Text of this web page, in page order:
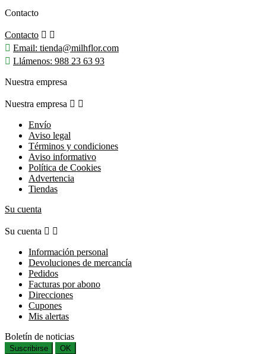
Contacto
Contacto  
 Email: tienda@milhflor.com
 Llámenos: 988 23 63 93
Nuestra empresa
Nuestra empresa  
Envío
Aviso legal
Términos y condiciones
Aviso informativo
Política de Cookies
Advertencia
Tiendas
Su cuenta
Su cuenta  
Información personal
Devoluciones de mercancía
Pedidos
Facturas por abono
Direcciones
Cupones
Mis alertas
Boletín de noticias
Suscribirse OK